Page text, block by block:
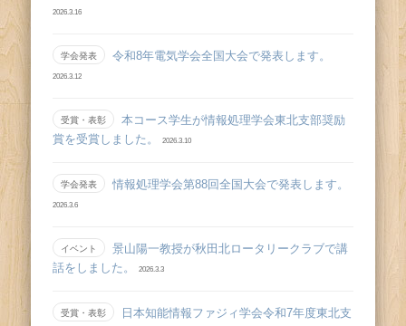
2026.3.16
学会発表 令和8年電気学会全国大会で発表します。
2026.3.12
受賞・表彰
本コース学生が情報処理学会東北支部奨励
賞を受賞しました。
2026.3.10
学会発表 情報処理学会第88回全国大会で発表します。
2026.3.6
イベント
景山陽一教授が秋田北ロータリークラブで講
話をしました。
2026.3.3
受賞・表彰
日本知能情報ファジィ学会令和7年度東北支